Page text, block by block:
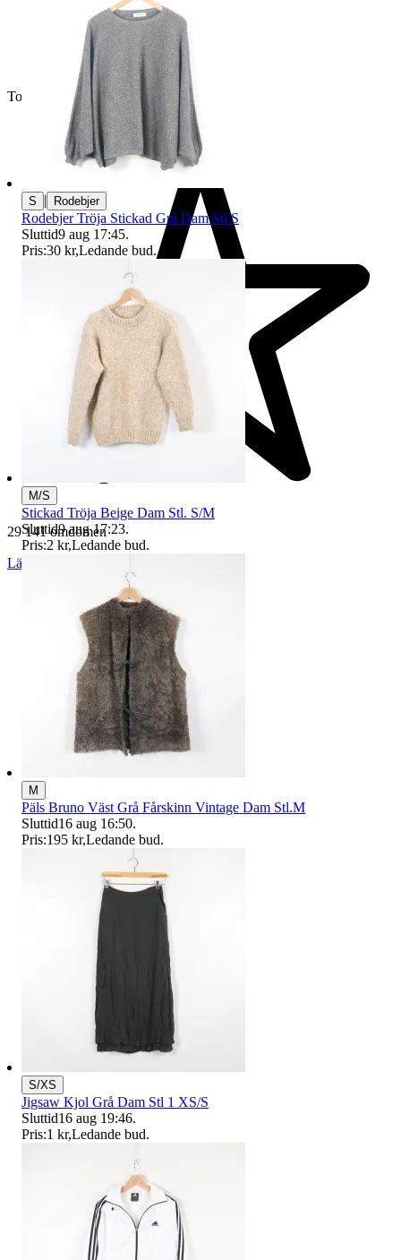
Toppsäljare
29 141 omdömen
Läs omdömen
S | Rodebjer
Rodebjer Tröja Stickad Grå Dam Stl S
Sluttid9 aug 17:45.
Pris:30 kr,Ledande bud.
M/S
Stickad Tröja Beige Dam Stl. S/M
Sluttid9 aug 17:23.
Pris:2 kr,Ledande bud.
M
Päls Bruno Väst Grå Fårskinn Vintage Dam Stl.M
Sluttid16 aug 16:50.
Pris:195 kr,Ledande bud.
S/XS
Jigsaw Kjol Grå Dam Stl 1 XS/S
Sluttid16 aug 19:46.
Pris:1 kr,Ledande bud.